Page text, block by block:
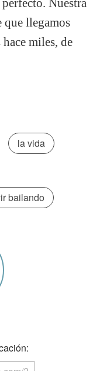
Nuestra
que llegamos
miles, de
la vida
bailando